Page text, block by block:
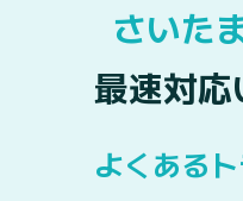
さいた
最速対応
よくある